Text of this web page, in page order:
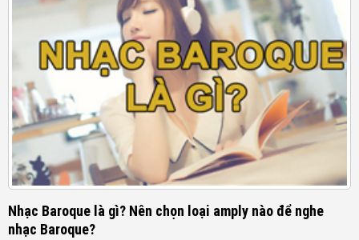
Nhạc Baroque là gì? Nên chọn loại amply nào để nghe
nhạc Baroque?